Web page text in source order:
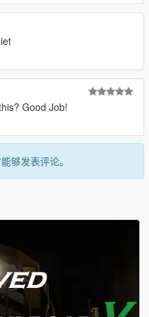
Good Job!
够发表评论。